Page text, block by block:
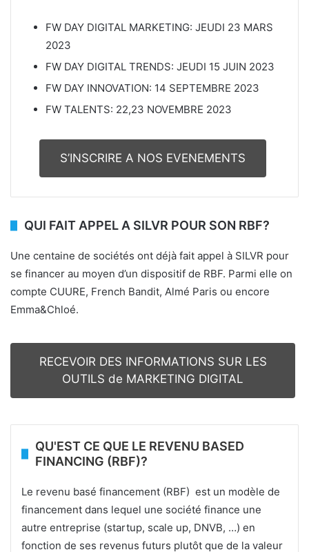
FW DAY DIGITAL MARKETING: JEUDI 23 MARS
2023
FW DAY DIGITAL TRENDS: JEUDI 15 JUIN 2023
FW DAY INNOVATION: 14 SEPTEMBRE 2023
FW TALENTS: 22,23 NOVEMBRE 2023
S’INSCRIRE A NOS EVENEMENTS
QUI FAIT APPEL A SILVR POUR SON RBF?
Une centaine de sociétés ont déjà fait appel à SILVR pour
se financer au moyen d’un dispositif de RBF. Parmi elle on
compte CUURE, French Bandit, Almé Paris ou encore
Emma&Chloé.
RECEVOIR DES INFORMATIONS SUR LES
OUTILS de MARKETING DIGITAL
QU'EST CE QUE LE REVENU BASED
FINANCING (RBF)?
Le revenu basé financement (RBF) est un modèle de
financement dans lequel une société finance une
autre entreprise (startup, scale up, DNVB, …) en
fonction de ses revenus futurs plutôt que de la valeur